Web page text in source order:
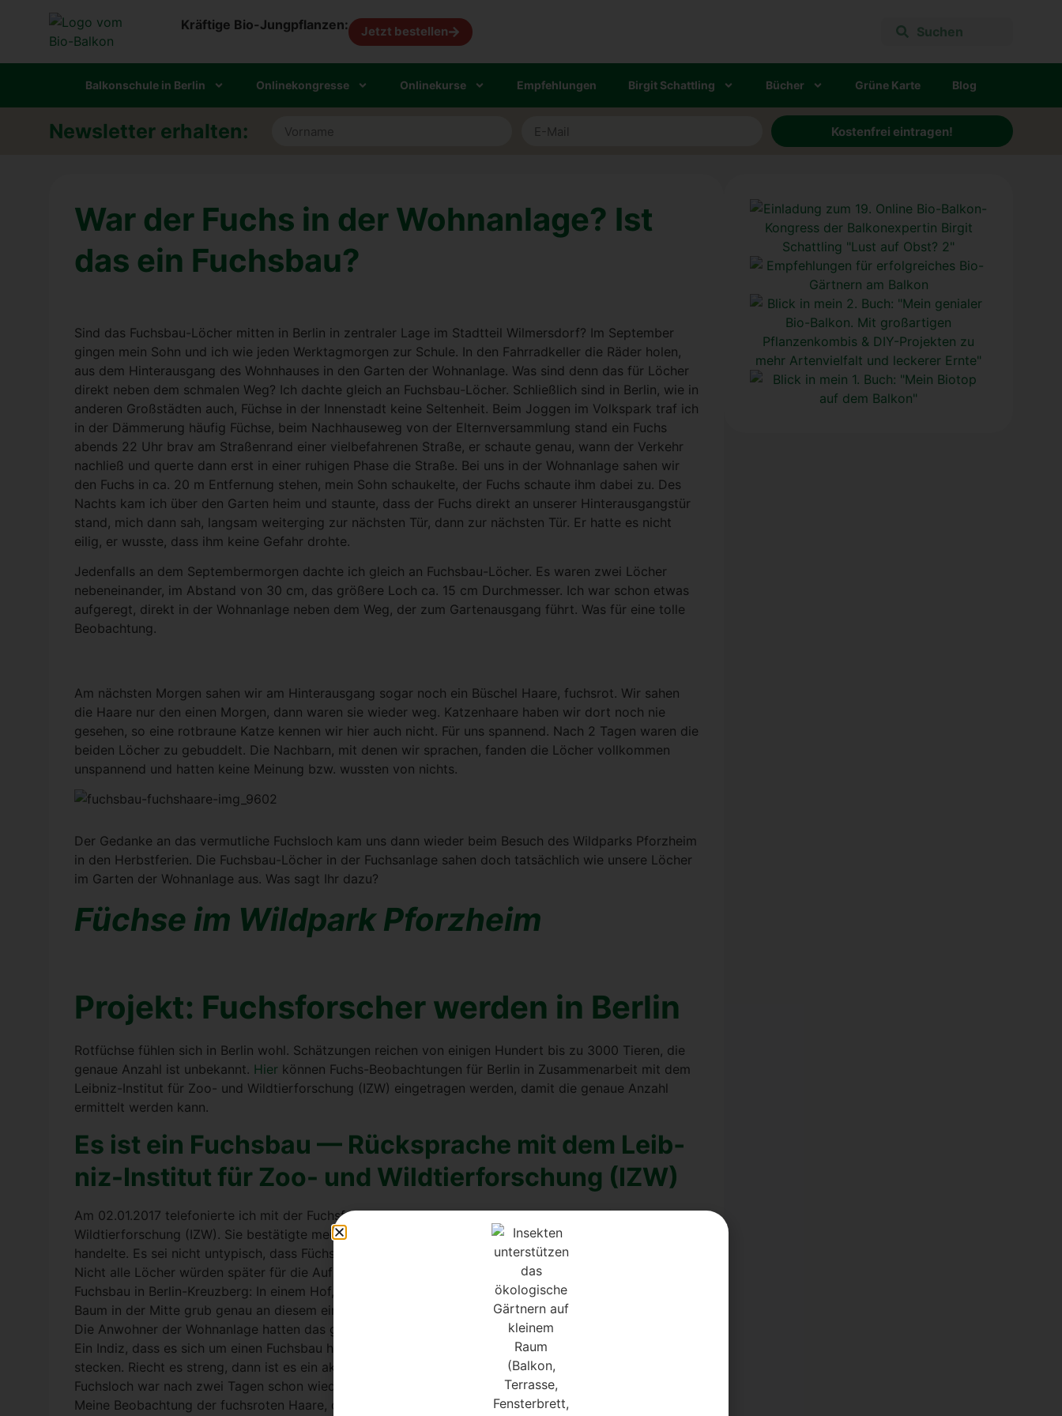
Kräftige Bio-Jungpflanzen: Jetzt bestellen
Bal­kon­schu­le in Ber­lin Online­kon­gres­se Online­kur­se Emp­feh­lun­gen Bir­git Schatt­ling Bücher Grü­ne Kar­te Blog
Newsletter erhalten: Kostenfrei eintragen!
War der Fuchs in der Wohn­an­la­ge? Ist
das ein Fuchs­bau?
Sind das Fuchs­bau-Löcher mit­ten in Ber­lin in zen­tra­ler Lage im Stadt­teil Wil­mers­dorf? Im Sep­tem­ber
gin­gen mein Sohn und ich wie jeden Werk­tag­mor­gen zur Schu­le. In den Fahr­rad­kel­ler die Räder holen,
aus dem Hin­ter­aus­gang des Wohn­hau­ses in den Gar­ten der Wohn­an­la­ge. Was sind denn das für Löcher
direkt neben dem schma­len Weg? Ich dach­te gleich an Fuchs­bau-Löcher. Schließ­lich sind in Ber­lin, wie in
ande­ren Groß­städ­ten auch, Füch­se in der Innen­stadt kei­ne Sel­ten­heit. Beim Jog­gen im Volks­park traf ich
in der Däm­me­rung häu­fig Füch­se, beim Nach­hau­se­weg von der Eltern­ver­samm­lung stand ein Fuchs
abends 22 Uhr brav am Stra­ßen­rand einer viel­be­fah­re­nen Stra­ße, er schau­te genau, wann der Ver­kehr
nach­ließ und quer­te dann erst in einer ruhi­gen Pha­se die Stra­ße. Bei uns in der Wohn­an­la­ge sahen wir
den Fuchs in ca. 20 m Ent­fer­nung ste­hen, mein Sohn schau­kel­te, der Fuchs schau­te ihm dabei zu. Des
Nachts kam ich über den Gar­ten heim und staun­te, dass der Fuchs direkt an unse­rer Hin­ter­aus­gangs­tür
stand, mich dann sah, lang­sam wei­ter­ging zur nächs­ten Tür, dann zur nächs­ten Tür. Er hat­te es nicht
eilig, er wuss­te, dass ihm kei­ne Gefahr droh­te.
Jeden­falls an dem Sep­tem­ber­mor­gen dach­te ich gleich an Fuchs­bau-Löcher. Es waren zwei Löcher
neben­ein­an­der, im Abstand von 30 cm, das grö­ße­re Loch ca. 15 cm Durch­mes­ser. Ich war schon etwas
auf­ge­regt, direkt in der Wohn­an­la­ge neben dem Weg, der zum Gar­ten­aus­gang führt. Was für eine tol­le
Beob­ach­tung.
Am nächs­ten Mor­gen sahen wir am Hin­ter­aus­gang sogar noch ein Büschel Haa­re, fuchs­rot. Wir sahen
die Haa­re nur den einen Mor­gen, dann waren sie wie­der weg. Kat­zen­haa­re haben wir dort noch nie
gese­hen, so eine rot­brau­ne Kat­ze ken­nen wir hier auch nicht. Für uns span­nend. Nach 2 Tagen waren die
bei­den Löcher zu gebud­delt. Die Nach­barn, mit denen wir spra­chen, fan­den die Löcher voll­kom­men
unspan­nend und hat­ten kei­ne Mei­nung bzw. wuss­ten von nichts.
Der Gedan­ke an das ver­mut­li­che Fuchs­loch kam uns dann wie­der beim Besuch des Wild­parks Pforz­heim
in den Herbst­fe­ri­en. Die Fuchs­bau-Löcher in der Fuchs­an­la­ge sahen doch tat­säch­lich wie unse­re Löcher
im Gar­ten der Wohn­an­la­ge aus. Was sagt Ihr dazu?
Füch­se im Wild­park Pforz­heim
Pro­jekt: Fuchs­for­scher wer­den in Ber­lin
Rot­füch­se füh­len sich in Ber­lin wohl. Schät­zun­gen rei­chen von eini­gen Hun­dert bis zu 3000 Tie­ren, die
genaue Anzahl ist unbe­kannt. Hier kön­nen Fuchs-Beob­ach­tun­gen für Ber­lin in Zusam­men­ar­beit mit dem
Leib­niz-Insti­tut für Zoo- und Wild­tier­for­schung (IZW) ein­ge­tra­gen wer­den, damit die genaue Anzahl
ermit­telt wer­den kann.
Es ist ein Fuchs­bau — Rück­spra­che mit dem Leib­
niz-Insti­tut für Zoo- und Wild­tier­for­schung (IZW)
Am 02.01.2017 tele­fo­nier­te ich mit der Fuchs­for­sche­rin Frau Kim­mig vom Leib­niz-Insti­tut für Zoo- und
Wild­tier­for­schung (IZW). Sie bestä­tig­te mei­ne Ver­mu­tung, dass es sich um eine Gra­bung vom Fuchs
han­del­te. Es sei nicht unty­pisch, dass Füch­se im Stadt­ge­biet ganz nah an Häu­sern ihren Bau gra­ben.
Nicht alle Löcher wür­den spä­ter für die Auf­zucht von Jun­gen genutzt. Sie erzähl­te von ihrem kras­ses­ten
Fuchs­bau in Ber­lin-Kreuz­berg: In einem Hof, von allen vier Sei­ten umgrenzt von Häu­sern, mit nur einem
Baum in der Mit­te grub genau an die­sem einen Baum der Fuchs sei­nen Bau und zog ein Jun­ges groß.
Die Anwoh­ner der Wohn­an­la­ge hat­ten das gro­ße Glück, den Fuchs von nahem beob­ach­ten zu kön­nen.
Ein Indiz, dass es sich um einen Fuchs­bau han­de­le, ist der Geruch des Loches. Ein­fach den Kopf hin­ein­
ste­cken. Riecht es streng, dann ist es ein akti­ver Fuchs­bau. Die­sen Tip wer­de ich mir mer­ken. “Mein”
Fuchs­loch war nach zwei Tagen schon wie­der von einem Nach­barn zu gebud­delt, habe nicht gero­chen.
Mei­ne Beob­ach­tung der fuchs­ro­ten Haa­re, die räum­lich und zeit­lich für mich in einem Zusam­men­hang